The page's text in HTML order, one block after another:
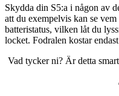
Skydda din S5:a i någon av
att du exempelvis kan se
batteristatus, vilken låt du
locket. Fodralen kostar
Vad tycker ni? Är detta